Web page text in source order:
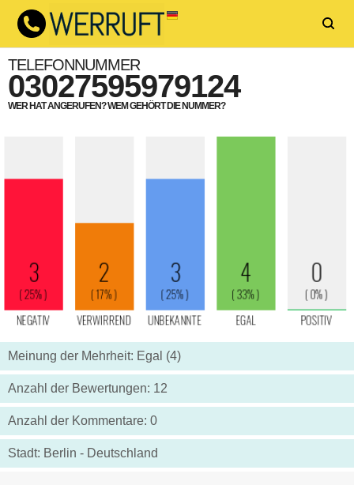
TELEFONNUMMER
03027595979124
WER HAT ANGERUFEN? WEM GEHÖRT DIE NUMMER?
Meinung der Mehrheit: Egal (4)
Anzahl der Bewertungen: 12
Anzahl der Kommentare: 0
Stadt: Berlin - Deutschland